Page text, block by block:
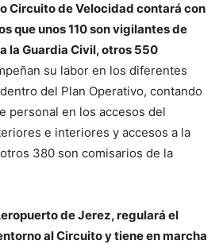
Circuito de Velocidad contará con
que unos 110 son vigilantes de
la Guardia Civil, otros 550
su labor en los diferentes
del Plan Operativo, contando
personal en los accesos del
e interiores y accesos a la
380 son comisarios de la
de Jerez, regulará el
al Circuito y tiene en marcha